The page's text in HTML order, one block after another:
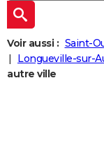
AUTO
Essais
Réserver un essai
Citadines
Berlines
SUV
Forum auto
+
HIGH-TECH
Mobiles
Meilleur smartphone
Internet
Ordinateurs
Jeux vidéo
Guide high-tech
BRICOLAGE
Voir aussi : Saint-
Longueville-sur-
autre ville